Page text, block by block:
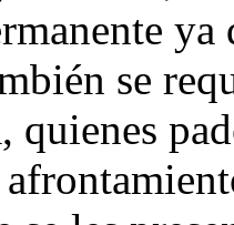
se
quienes